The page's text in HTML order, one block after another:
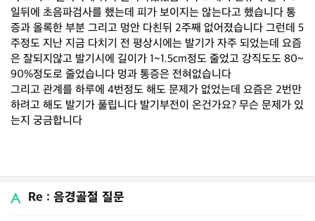
일뒤에 초음파검사를 했는데 피가 보이지는 않는다고 했습니다 통
증과 올록한 부분 그리고 멍안 다친뒤 2주째 없어졌습니다 그런데 5
주정도 지난 지금 다치기 전 평상시에는 발기가 자주 되었는데 요즘
은 잘되지않고 발기시에 길이가 1~1.5cm정도 줄었고 강직도도 80~
90%정도로 줄었습니다 멍과 통증은 전혀없습니다
그리고 관계를 하루에 4번정도 해도 문제가 없었는데 요즘은 2번만
하려고 해도 발기가 풀립니다 발기부전이 온건가요? 무슨 문제가 있
는지 궁금합니다
Re : 음경골절 질문